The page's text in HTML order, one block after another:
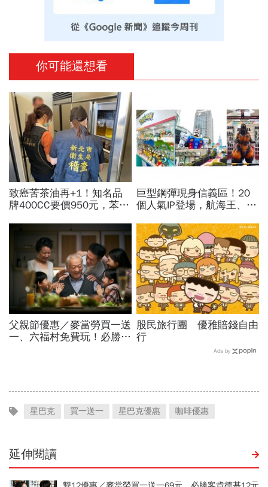
你可能還想看
致癌苦茶油再+1！知名品
牌400CC要價950元，苯駢
怎麼退貨？5家問題油廠最
新進度
巨型鋼彈現身信義區！20
個人氣IP登場，航海王、哥
點打卡熱點，活動只到這天
父親節優惠／麥當勞買一送
一、六福村免費玩！必勝
股民旅行團 優雅賠錢自由
行
Ads by
星巴克 買一送一 星巴克優惠 咖啡優惠
延伸閱讀